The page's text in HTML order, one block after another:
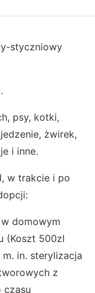
styczniowy
psy, kotki,
żwirek,
i inne.
w trakcie i po
domowym
(Koszt 500zl
in. sterylizacja
z
czasu